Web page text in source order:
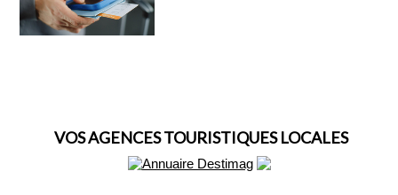
VOS AGENCES TOURISTIQUES LOCALES